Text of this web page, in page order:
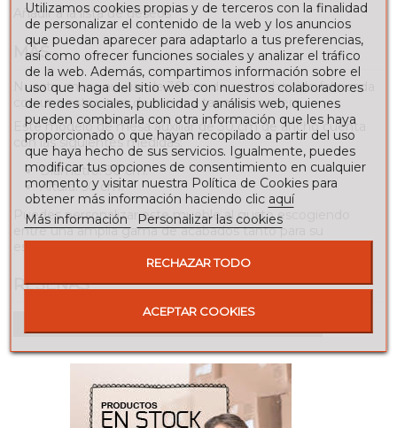
Añadir a la lista de deseos
MÁS
Nuestra mesa auxiliar de 30 cm de ancho ha sido fabricada
con una estructura de hierro y tapa de madera.
Este modelo de mesa auxiliar de 30 cm de ancho cuenta
con las siguientes medidas:
Diámetro: 30 cm.
Altura: 50 cm.
Puedes personalizar este mueble al gusto escogiendo
entre una amplia gama de acabados tanto para su
estructura como para su tapa de madera.
RESEÑAS
Utilizamos cookies propias y de terceros con la finalidad
de personalizar el contenido de la web y los anuncios
que puedan aparecer para adaptarlo a tus preferencias,
así como ofrecer funciones sociales y analizar el tráfico
de la web. Además, compartimos información sobre el
uso que haga del sitio web con nuestros colaboradores
de redes sociales, publicidad y análisis web, quienes
pueden combinarla con otra información que les haya
proporcionado o que hayan recopilado a partir del uso
que haya hecho de sus servicios. Igualmente, puedes
modificar tus opciones de consentimiento en cualquier
momento y visitar nuestra Política de Cookies para
obtener más información haciendo clic aquí
Más información
Personalizar las cookies
RECHAZAR TODO
ACEPTAR COOKIES